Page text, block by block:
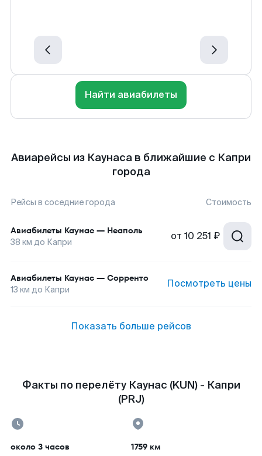
Найти авиабилеты
Авиарейсы из Каунаса в ближайшие с Капри
города
Рейсы в соседние города Стоимость
Авиабилеты Каунас — Неаполь
38 км до Капри от 10 251 ₽
Авиабилеты Каунас — Сорренто
13 км до Капри Посмотреть цены
Показать больше рейсов
Факты по перелёту Каунас (KUN) - Капри
(PRJ)
около 3 часов 1759 км